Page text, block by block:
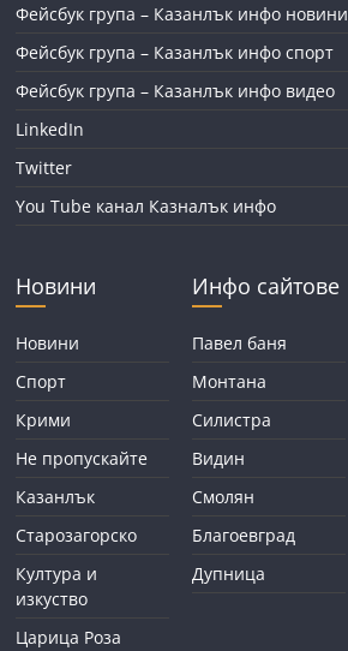
Фейсбук група – Казанлък инфо новини
Фейсбук група – Казанлък инфо спорт
Фейсбук група – Казанлък инфо видео
LinkedIn
Twitter
You Tube канал Казналък инфо
Новини
Новини
Спорт
Крими
Не пропускайте
Казанлък
Старозагорско
Култура и
изкуство
Царица Роза
Инфо сайтове
Павел баня
Монтана
Силистра
Видин
Смолян
Благоевград
Дупница